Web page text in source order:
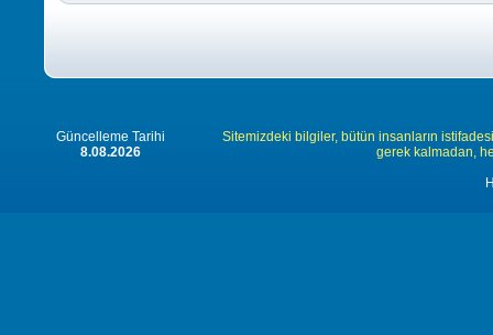
Güncelleme Tarihi
8.08.2026
Sitemizdeki bilgiler, bütün insanların
gerek kalmadan,